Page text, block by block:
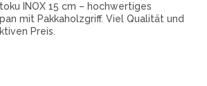
INOX 15 cm – hochwertiges
mit Pakkaholzgriff. Viel Qualität und
Preis.